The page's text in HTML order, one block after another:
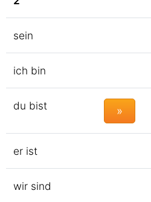
sein
ich bin
du bist »
er ist
wir sind